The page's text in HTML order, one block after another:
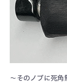
～そのノブに死